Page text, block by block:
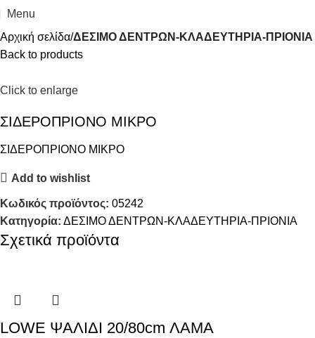
Menu
Αρχική σελίδα ΔΕΣΙΜΟ ΔΕΝΤΡΩΝ-ΚΛΑΔΕΥΤΗΡΙΑ-ΠΡΙΟΝΙΑ
Back to products
Click to enlarge
ΣΙΔΕΡΟΠΡΙΟΝΟ ΜΙΚΡΟ
ΣΙΔΕΡΟΠΡΙΟΝΟ ΜΙΚΡΟ
Add to wishlist
Κωδικός προϊόντος: 05242
Κατηγορία: ΔΕΣΙΜΟ ΔΕΝΤΡΩΝ-ΚΛΑΔΕΥΤΗΡΙΑ-ΠΡΙΟΝΙΑ
Σχετικά προϊόντα
LOWE ΨΑΛΙΔΙ 20/80cm ΛΑΜΑ